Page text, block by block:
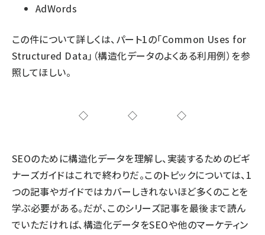
AdWords
この件について詳しくは、パート1の「Common Uses for
Structured Data」（構造化データのよくある利用例）を参
照してほしい。
◇◇◇
SEOのために構造化データを理解し、実装するためのビギ
ナーズガイドはこれで終わりだ。このトピックについては、1
つの記事やガイドではカバーしきれないほど多くのことを
学ぶ必要がある。だが、このシリーズ記事を最後まで読ん
でいただければ、構造化データをSEOや他のマーケティン